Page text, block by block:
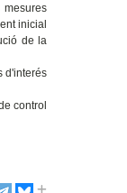
mesures
inicial
de la
d'interés
control